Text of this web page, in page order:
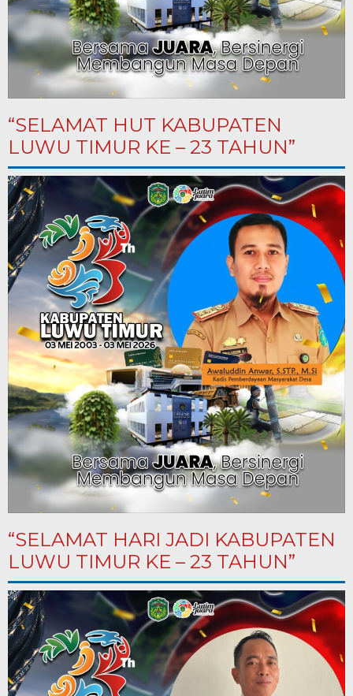
“SELAMAT HUT KABUPATEN
LUWU TIMUR KE – 23 TAHUN”
“SELAMAT HARI JADI KABUPATEN
LUWU TIMUR KE – 23 TAHUN”